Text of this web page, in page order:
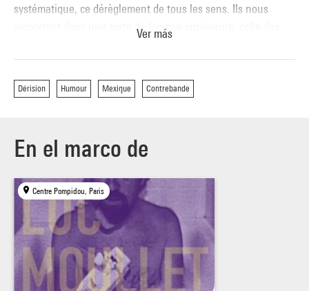
systématique, ce dérèglement de tous les sens. Ils nous
emportent dans une sorte de logique supérieure, celle des
G. Jullian, Nice-Matin, 26/04/1968
Ver más
Dérision Humour Mexique Contrebande
En el marco de
Centre Pompidou, Paris